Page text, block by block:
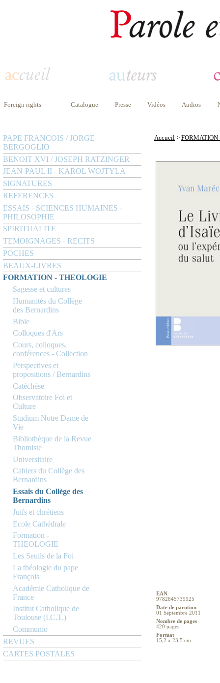
Foreign rights Catalogue Presse Vidéos Audios
PAPE FRANCOIS / JORGE
BERGOGLIO
BENOIT XVI / JOSEPH RATZINGER
JEAN-PAUL II - KAROL WOJTYLA
SIGNATURES
REFERENCES
ESSAIS - SCIENCES HUMAINES -
PHILOSOPHIE
SPIRITUALITE
TEMOIGNAGES - RECITS
POCHES
BEAUX-LIVRES
FORMATION - THEOLOGIE
Sagesse et cultures
Humanités du Collège
des Bernardins
Bible
Colloques d'Ars
Cours, colloques,
conférences - Collection
Perspectives et
propositions / Bernardins
Catéchèse
Observatoire Foi et
Culture
Studium Notre Dame de
Vie
Bibliothèque de la Revue
Thomiste
Universitaire
Cahiers du Collège des
Bernardins
Essais du Collège des
Bernardins
Juifs et chrétiens
Ecole Cathédrale
Formation -
THEOLOGIE
Les Seuils de la Foi
La théologie du pape
François
Académie Catholique de
France
Institut Catholique de
Toulouse (I.C.T.)
Communio
REVUES
CARTES POSTALES
Accueil > FORMATION
EAN
9782845739925
Date de parution
01 Septembre 2011
Nombre de pages
420 pages
Format
15,2 x 23,5 cm